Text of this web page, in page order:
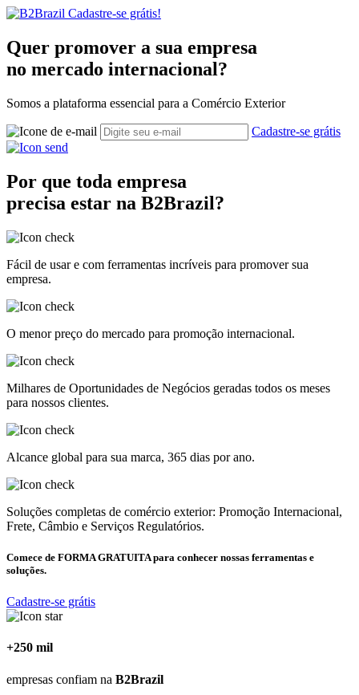
Cadastre-se grátis!
Quer promover a sua empresa
no mercado internacional?
Somos a plataforma essencial para a Comércio Exterior
Cadastre-se grátis
Por que toda empresa
precisa estar na B2Brazil?
Fácil de usar e com ferramentas incríveis para promover sua
empresa.
O menor preço do mercado para promoção internacional.
Milhares de Oportunidades de Negócios geradas todos os meses
para nossos clientes.
Alcance global para sua marca, 365 dias por ano.
Soluções completas de comércio exterior: Promoção Internacional,
Frete, Câmbio e Serviços Regulatórios.
Comece de FORMA GRATUITApara conhecer nossas ferramentas e
soluções.
Cadastre-se grátis
+250 mil
empresas confiam na B2Brazil